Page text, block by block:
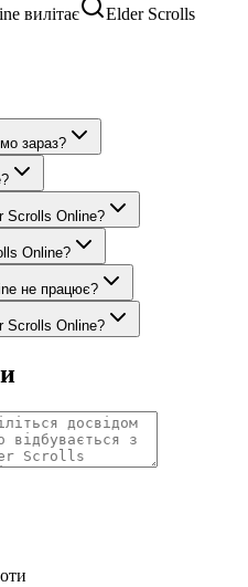
вилітає
Elder Scrolls
зараз?
Scrolls Online?
Online?
не працює?
Scrolls Online?